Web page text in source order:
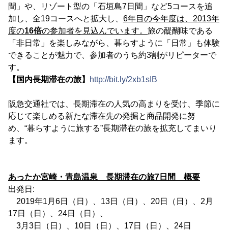
間」や、リゾート型の「石垣島7日間」など5コースを追
加し、全19コースへと拡大し、 6年目の今年度は、2013年
度の16倍の参加者を見込んでいます。 旅の醍醐味である
「非日常」を楽しみながら、暮らすように「日常」も体験
できることが魅力で、参加者のうち約3割がリピーターで
す。
【国内長期滞在の旅】
http://bit.ly/2xb1sIB
阪急交通社では、長期滞在の人気の高まりを受け、季節に
応じて楽しめる新たな滞在先の発掘と商品開発に努
め、“暮らすように旅する”長期滞在の旅を拡充してまいり
ます。
あったか宮崎・青島温泉 長期滞在の旅7日間 概要
出発日:
2019年1月6日（日）、13日（日）、20日（日）、2月
17日（日）、24日（日）、
3月3日（日）、10日（日）、17日（日）、24日